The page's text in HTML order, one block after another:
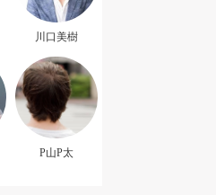
川口美樹
P山P太